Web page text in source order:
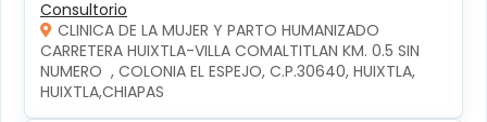
Consultorio
CLINICA DE LA MUJER Y PARTO HUMANIZADO
CARRETERA HUIXTLA-VILLA COMALTITLAN KM. 0.5 SIN
NUMERO  , COLONIA EL ESPEJO, C.P.30640, HUIXTLA,
HUIXTLA,CHIAPAS